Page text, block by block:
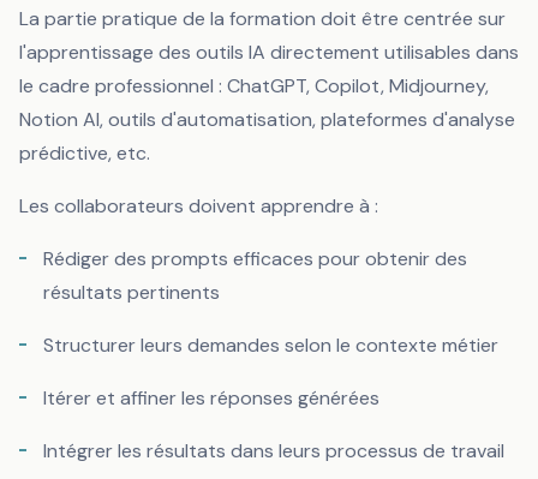
La partie pratique de la formation doit être centrée sur
l'apprentissage des outils IA directement utilisables dans
le cadre professionnel : ChatGPT, Copilot, Midjourney,
Notion AI, outils d'automatisation, plateformes d'analyse
prédictive, etc.
Les collaborateurs doivent apprendre à :
Rédiger des prompts efficaces pour obtenir des
résultats pertinents
Structurer leurs demandes selon le contexte métier
Itérer et affiner les réponses générées
Intégrer les résultats dans leurs processus de travail